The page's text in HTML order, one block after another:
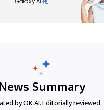
News Summary
by OK AI. Editorially reviewed.